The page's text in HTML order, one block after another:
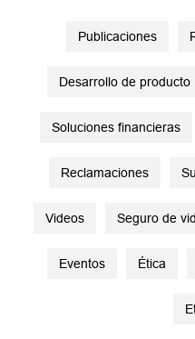
Publicaciones
Desarrollo de producto
Soluciones financieras
Reclamaciones
Videos Seguro de
Eventos Ética